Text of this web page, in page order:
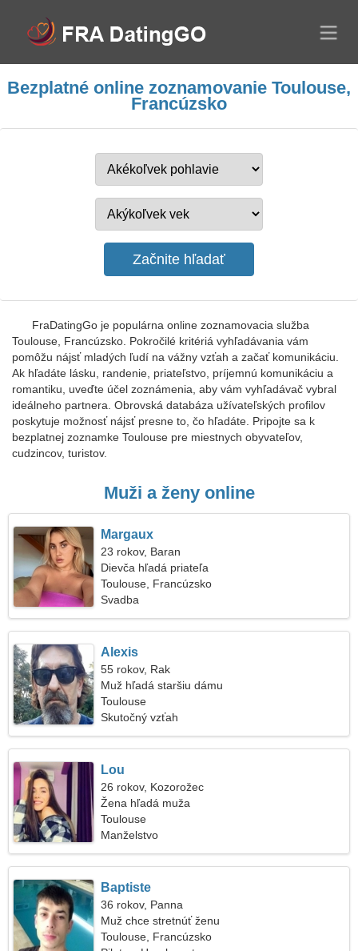
Bezplatné online zoznamovanie Toulouse,
Francúzsko
FraDatingGo je populárna online zoznamovacia služba
Toulouse, Francúzsko. Pokročilé kritériá vyhľadávania vám
pomôžu nájsť mladých ľudí na vážny vzťah a začať komunikáciu.
Ak hľadáte lásku, randenie, priateľstvo, príjemnú komunikáciu a
romantiku, uveďte účel zoznámenia, aby vám vyhľadávač vybral
ideálneho partnera. Obrovská databáza užívateľských profilov
poskytuje možnosť nájsť presne to, čo hľadáte. Pripojte sa k
bezplatnej zoznamke Toulouse pre miestnych obyvateľov,
cudzincov, turistov.
Muži a ženy online
Margaux
23 rokov, Baran
Dievča hľadá priateľa
Toulouse, Francúzsko
Svadba
Alexis
55 rokov, Rak
Muž hľadá staršiu dámu
Toulouse
Skutočný vzťah
Lou
26 rokov, Kozorožec
Žena hľadá muža
Toulouse
Manželstvo
Baptiste
36 rokov, Panna
Muž chce stretnúť ženu
Toulouse, Francúzsko